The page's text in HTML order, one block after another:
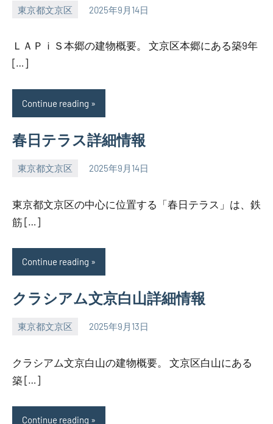
東京都文京区 2025年9月14日
SEZIMO
ＬＡＰｉＳ本郷の建物概要。 文京区本郷にある築9年
[…]
Continue reading
春日テラス詳細情報
東京都文京区 2025年9月14日
SEZIMO
東京都文京区の中心に位置する「春日テラス」は、鉄
筋 […]
Continue reading
クラシアム文京白山詳細情報
東京都文京区 2025年9月13日
SEZIMO
クラシアム文京白山の建物概要。 文京区白山にある
築 […]
Continue reading